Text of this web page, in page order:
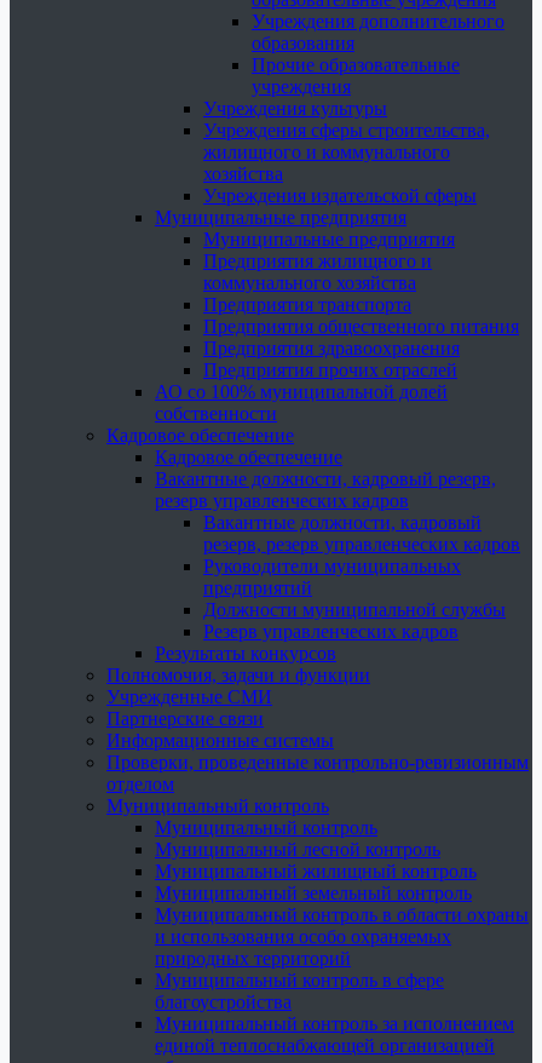
Учреждения дополнительного
образования
Прочие образовательные
учреждения
Учреждения культуры
Учреждения сферы строительства,
жилищного и коммунального
хозяйства
Учреждения издательской сферы
Муниципальные предприятия
Муниципальные предприятия
Предприятия жилищного и
коммунального хозяйства
Предприятия транспорта
Предприятия общественного питания
Предприятия здравоохранения
Предприятия прочих отраслей
АО со 100% муниципальной долей
собственности
Кадровое обеспечение
Кадровое обеспечение
Вакантные должности, кадровый резерв,
резерв управленческих кадров
Вакантные должности, кадровый
резерв, резерв управленческих кадров
Руководители муниципальных
предприятий
Должности муниципальной службы
Резерв управленческих кадров
Результаты конкурсов
Полномочия, задачи и функции
Учрежденные СМИ
Партнерские связи
Информационные системы
Проверки, проведенные контрольно-ревизионным
отделом
Муниципальный контроль
Муниципальный контроль
Муниципальный лесной контроль
Муниципальный жилищный контроль
Муниципальный земельный контроль
Муниципальный контроль в области охраны
и использования особо охраняемых
природных территорий
Муниципальный контроль в сфере
благоустройства
Муниципальный контроль за исполнением
единой теплоснабжающей организацией